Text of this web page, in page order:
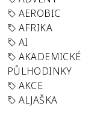
AEROBIC
AFRIKA
AI
AKADEMICKÉ
PŮLHODINKY
AKCE
ALJAŠKA